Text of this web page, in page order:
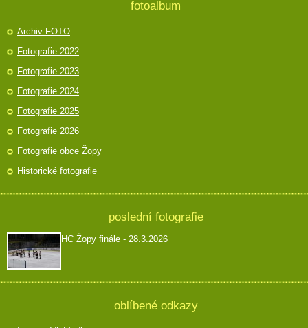
fotoalbum
Archiv FOTO
Fotografie 2022
Fotografie 2023
Fotografie 2024
Fotografie 2025
Fotografie 2026
Fotografie obce Žopy
Historické fotografie
poslední fotografie
HC Žopy finále - 28.3.2026
oblíbené odkazy